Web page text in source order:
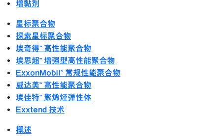
增黏剂
星标聚合物
探索星标聚合物
埃奇得™ 高性能聚合物
埃思超™ 增强型高性能聚合物
ExxonMobil™ 常规性能聚合物
威达美™ 高性能聚合物
埃佳特™ 聚烯烃弹性体
Exxtend 技术
概述